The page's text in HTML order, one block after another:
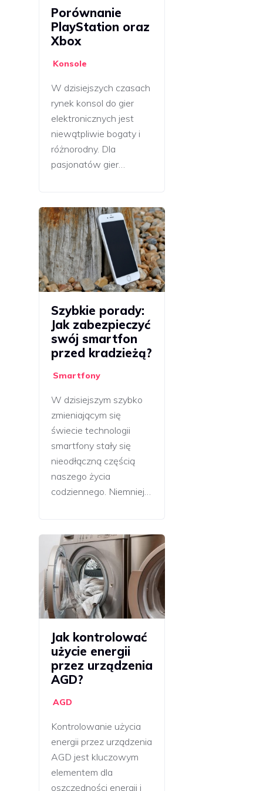
Porównanie
PlayStation oraz
Xbox
Konsole
W dzisiejszych czasach
rynek konsol do gier
elektronicznych jest
niewątpliwie bogaty i
różnorodny. Dla
pasjonatów gier…
Szybkie porady:
Jak zabezpieczyć
swój smartfon
przed kradzieżą?
Smartfony
W dzisiejszym szybko
zmieniającym się
świecie technologii
smartfony stały się
nieodłączną częścią
naszego życia
codziennego. Niemniej…
Jak kontrolować
użycie energii
przez urządzenia
AGD?
AGD
Kontrolowanie użycia
energii przez urządzenia
AGD jest kluczowym
elementem dla
oszczędności energii i